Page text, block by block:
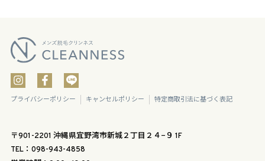
プライバシーポリシー キャンセルポリシー 特定商取引法に基づく表記
〒901-2201 沖縄県宜野湾市新城２丁目２４−９ 1F
TEL：098-943-4858